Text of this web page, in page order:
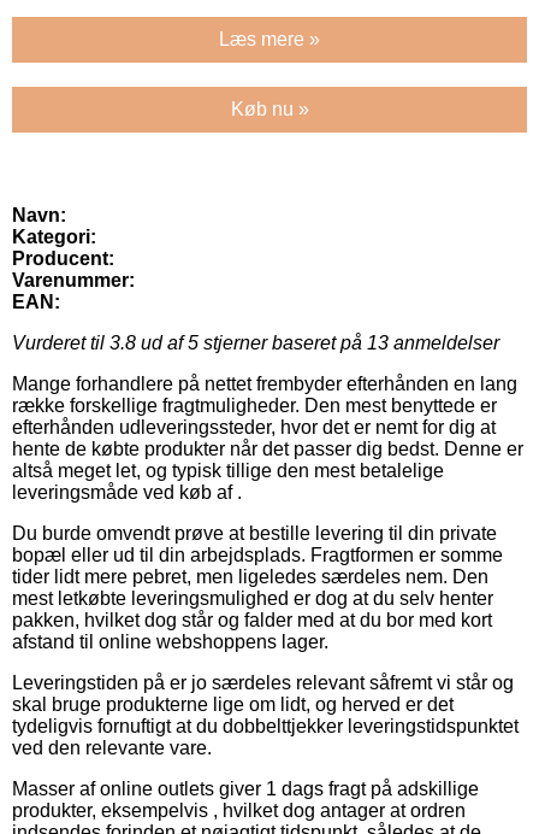
Læs mere »
Køb nu »
Navn:
Kategori:
Producent:
Varenummer:
EAN:
Vurderet til 3.8 ud af 5 stjerner baseret på 13 anmeldelser
Mange forhandlere på nettet frembyder efterhånden en lang
række forskellige fragtmuligheder. Den mest benyttede er
efterhånden udleveringssteder, hvor det er nemt for dig at
hente de købte produkter når det passer dig bedst. Denne er
altså meget let, og typisk tillige den mest betalelige
leveringsmåde ved køb af .
Du burde omvendt prøve at bestille levering til din private
bopæl eller ud til din arbejdsplads. Fragtformen er somme
tider lidt mere pebret, men ligeledes særdeles nem. Den
mest letkøbte leveringsmulighed er dog at du selv henter
pakken, hvilket dog står og falder med at du bor med kort
afstand til online webshoppens lager.
Leveringstiden på er jo særdeles relevant såfremt vi står og
skal bruge produkterne lige om lidt, og herved er det
tydeligvis fornuftigt at du dobbelttjekker leveringstidspunktet
ved den relevante vare.
Masser af online outlets giver 1 dags fragt på adskillige
produkter, eksempelvis , hvilket dog antager at ordren